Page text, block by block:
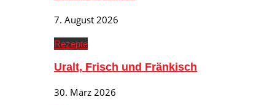
7. August 2026
Rezepte
Uralt, Frisch und Fränkisch
30. März 2026